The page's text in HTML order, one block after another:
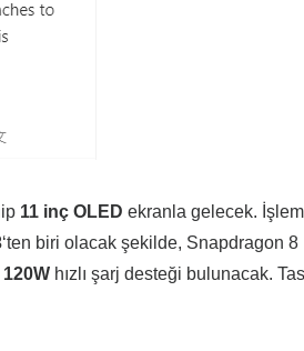
11 inç OLED ekranla gelecek.
‘ten biri olacak şekilde, Snapdragon 8
120W hızlı şarj desteği bulunacak.